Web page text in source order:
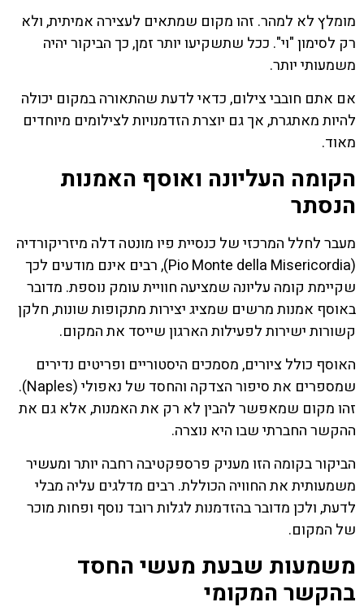
מומלץ לא למהר. זהו מקום שמתאים לעצירה אמיתית, ולא
רק לסימון "וי". ככל שתשקיעו יותר זמן, כך הביקור יהיה
משמעותי יותר.
אם אתם חובבי צילום, כדאי לדעת שהתאורה במקום יכולה
להיות מאתגרת, אך גם יוצרת הזדמנויות לצילומים מיוחדים
מאוד.
הקומה העליונה ואוסף האמנות
הנסתר
מעבר לחלל המרכזי של כנסיית פיו מונטה דלה מיזריקורדיה
(Pio Monte della Misericordia), רבים אינם מודעים לכך
שקיימת קומה עליונה שמציעה חוויית עומק נוספת. מדובר
באוסף אמנות מרשים שמציג יצירות מתקופות שונות, חלקן
קשורות ישירות לפעילות הארגון שייסד את המקום.
האוסף כולל ציורים, מסמכים היסטוריים ופריטים נדירים
שמספרים את סיפור הצדקה והחסד של נאפולי (Naples).
זהו מקום שמאפשר להבין לא רק את האמנות, אלא גם את
ההקשר החברתי שבו היא נוצרה.
הביקור בקומה הזו מעניק פרספקטיבה רחבה יותר ומעשיר
משמעותית את החוויה הכוללת. רבים מדלגים עליה מבלי
לדעת, ולכן מדובר בהזדמנות לגלות רובד נוסף ופחות מוכר
של המקום.
משמעות שבעת מעשי החסד
בהקשר המקומי